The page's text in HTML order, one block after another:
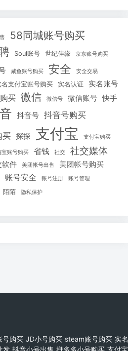
58同城账号购买
Soul账号 世纪佳缘 京东账号购买
咸鱼账号购买 安全 安全交易
名支付宝账号购买 实名认证 实名账号
买 微信 微信号 微信账号 快手
抖音号 抖音号购买
买 探探 支付宝 支付宝购买
宝账号购买 省钱 社交 社交媒体
软件 美团帐号出售 美团帐号购买
账号安全 账号注册 账号管理
陌陌 隐私保护
号购买 JD小号购买 steam账号购买 实名
发 抖音小号出售 拼多多小号购买 支付宝